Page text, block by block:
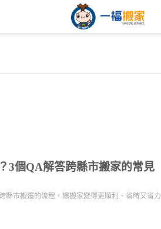
3個QA解答跨縣市搬家的常見
縣市搬遷的流程，讓搬家變得更順利、省時又省力